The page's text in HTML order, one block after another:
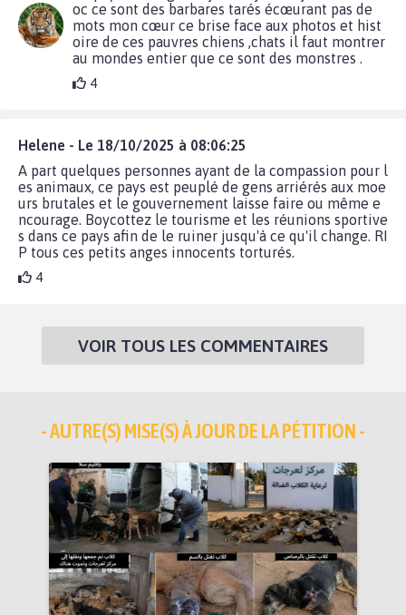
oc ce sont des barbares tarés écœurant pas de
mots mon cœur ce brise face aux photos et hist
oire de ces pauvres chiens ,chats il faut montrer
au mondes entier que ce sont des monstres .
4
Helene - Le 18/10/2025 à 08:06:25
A part quelques personnes ayant de la compassion pour l
es animaux, ce pays est peuplé de gens arriérés aux moe
urs brutales et le gouvernement laisse faire ou même e
ncourage. Boycottez le tourisme et les réunions sportive
s dans ce pays afin de le ruiner jusqu'à ce qu'il change. RI
P tous ces petits anges innocents torturés.
4
VOIR TOUS LES COMMENTAIRES
- AUTRE(S) MISE(S) À JOUR DE LA PÉTITION -